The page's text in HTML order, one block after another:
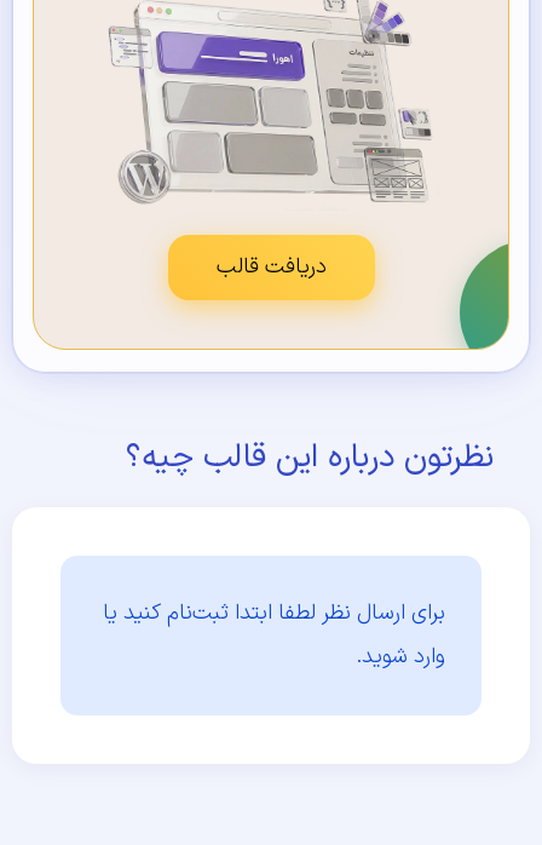
دریافت قالب
نظرتون درباره این قالب چیه؟
برای ارسال نظر لطفا ابتدا ثبت‌نام کنید یا
وارد شوید.